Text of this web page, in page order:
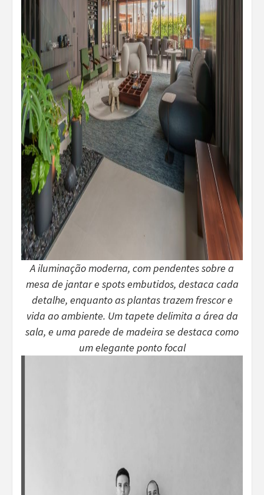
A iluminação moderna, com pendentes sobre a
mesa de jantar e spots embutidos, destaca cada
detalhe, enquanto as plantas trazem frescor e
vida ao ambiente. Um tapete delimita a área da
sala, e uma parede de madeira se destaca como
um elegante ponto focal